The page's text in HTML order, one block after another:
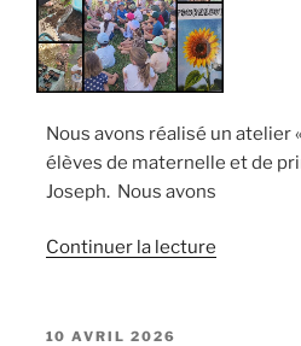
Nous avons réalisé un atelier
élèves de maternelle et de
Joseph. Nous avons
Continuer la lecturede
PUBLIÉ
10 AVRIL 2026